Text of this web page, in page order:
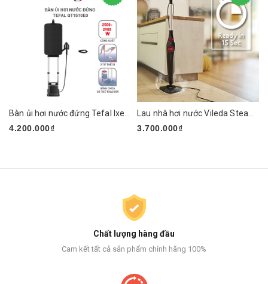
4.200.000₫
3.700.000₫
Chất lượng hàng đầu
Cam kết tất cả sản phẩm chính hãng 100%